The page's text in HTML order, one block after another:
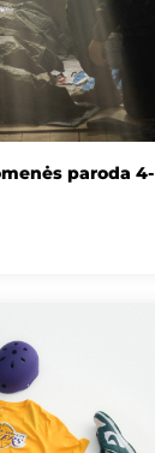
paroda 4-